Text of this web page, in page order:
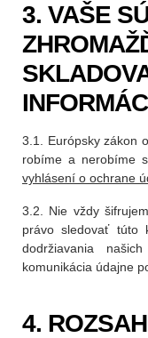
3. VAŠE
3.1. Európsky zákon
robíme a nerobíme
vyhlásení o ochrane
3.2. Nie vždy
právo sledovať túto
dodržiavania
komunikácia údajne
4.